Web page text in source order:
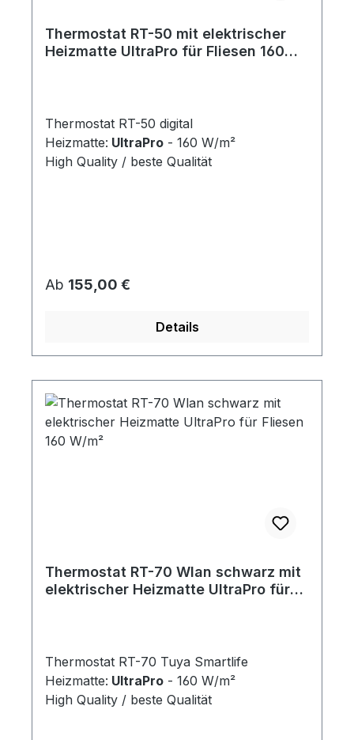
Thermostat RT-50 mit elektrischer
Heizmatte UltraPro für Fliesen 160
Thermostat RT-50 digital
Heizmatte: UltraPro - 160 W/m²
High Quality / beste Qualität
Regulärer Preis:
Ab 155,00 €
Details
Thermostat RT-70 Wlan schwarz mit
elektrischer Heizmatte UltraPro für
Thermostat RT-70 Tuya Smartlife
Heizmatte: UltraPro - 160 W/m²
High Quality / beste Qualität